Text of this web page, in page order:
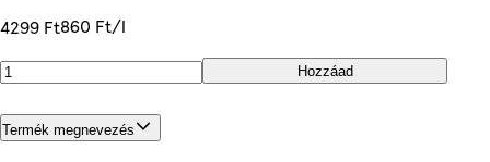
4299 Ft860 Ft/l
Hozzáad
Termék megnevezés